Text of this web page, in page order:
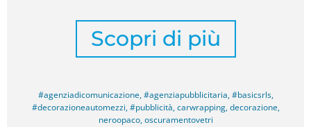
Scopri di più
#agenziadicomunicazione,#agenziapubblicitaria,#basicsrls,
#decorazioneautomezzi,#pubblicità,carwrapping,decorazione,
neroopaco,oscuramentovetri